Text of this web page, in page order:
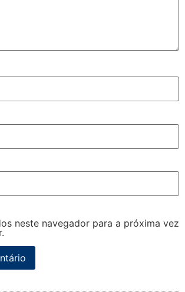
neste navegador para a próxima vez